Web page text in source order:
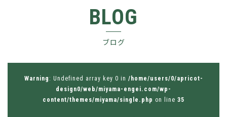
植物図鑑
会社概要
お問い合わせ
BLOG
ブログ
Warning : Undefined array key 0 in /home/users/0/apricot-
design0/web/miyama-engei.com/wp-
content/themes/miyama/single.php on line 35